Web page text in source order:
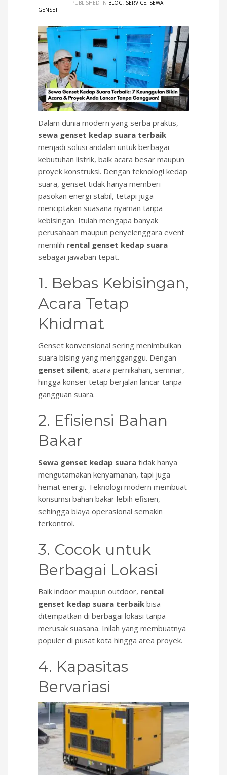
PUBLISHED IN BLOG, SERVICE, SEWA
GENSET
Dalam dunia modern yang serba praktis,
sewa genset kedap suara terbaik
menjadi solusi andalan untuk berbagai
kebutuhan listrik, baik acara besar maupun
proyek konstruksi. Dengan teknologi kedap
suara, genset tidak hanya memberi
pasokan energi stabil, tetapi juga
menciptakan suasana nyaman tanpa
kebisingan. Itulah mengapa banyak
perusahaan maupun penyelenggara event
memilih rental genset kedap suara
sebagai jawaban tepat.
1. Bebas Kebisingan,
Acara Tetap
Khidmat
Genset konvensional sering menimbulkan
suara bising yang mengganggu. Dengan
genset silent, acara pernikahan, seminar,
hingga konser tetap berjalan lancar tanpa
gangguan suara.
2. Efisiensi Bahan
Bakar
Sewa genset kedap suara tidak hanya
mengutamakan kenyamanan, tapi juga
hemat energi. Teknologi modern membuat
konsumsi bahan bakar lebih efisien,
sehingga biaya operasional semakin
terkontrol.
3. Cocok untuk
Berbagai Lokasi
Baik indoor maupun outdoor, rental
genset kedap suara terbaik bisa
ditempatkan di berbagai lokasi tanpa
merusak suasana. Inilah yang membuatnya
populer di pusat kota hingga area proyek.
4. Kapasitas
Bervariasi